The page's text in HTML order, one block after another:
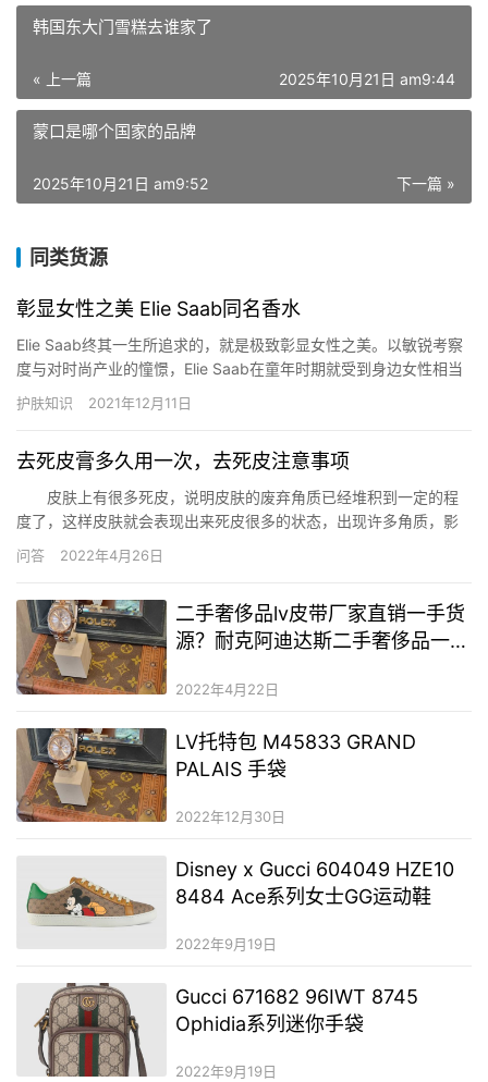
韩国东大门雪糕去谁家了
« 上一篇 2025年10月21日 am9:44
蒙口是哪个国家的品牌
下一篇 »
2025年10月21日 am9:52
同类货源
彰显女性之美 Elie Saab同名香水
Elie Saab终其一生所追求的，就是极致彰显女性之美。以敏锐考察
度与对时尚产业的憧憬，Elie Saab在童年时期就受到身边女性相当
大的启发。自那时起，他每一项创作，皆以华美的尊贵材质与无可
护肤知识 2021年12月11日
去死皮膏多久用一次，去死皮注意事项
皮肤上有很多死皮，说明皮肤的废弃角质已经堆积到一定的程
度了，这样皮肤就会表现出来死皮很多的状态，出现许多角质，影
响肌肤状态和护肤品的吸收效果。 去死皮膏多久用一次 去
薄…
问答 2022年4月26日
二手奢侈品lv皮带厂家直销一手货
源？耐克阿迪达斯二手奢侈品一手
到
2022年4月22日
LV托特包 M45833 GRAND
PALAIS 手袋
2022年12月30日
Disney x Gucci 604049 HZE10
8484 Ace系列女士GG运动鞋
2022年9月19日
Gucci 671682 96IWT 8745
Ophidia系列迷你手袋
2022年9月19日